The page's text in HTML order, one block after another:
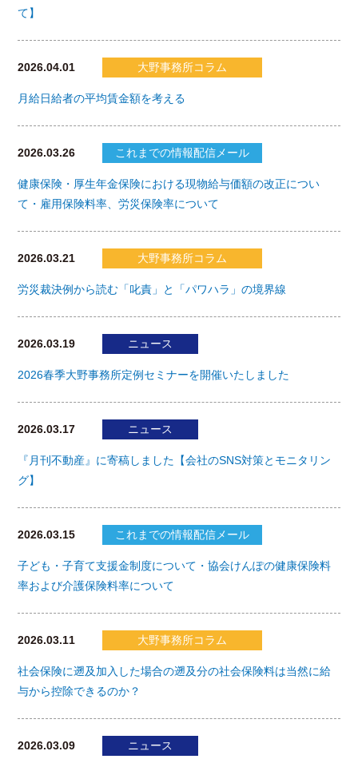
て】
2026.04.01 大野事務所コラム
月給日給者の平均賃金額を考える
2026.03.26 これまでの情報配信メール
健康保険・厚生年金保険における現物給与価額の改正につい
て・雇用保険料率、労災保険率について
2026.03.21 大野事務所コラム
労災裁決例から読む「叱責」と「パワハラ」の境界線
2026.03.19 ニュース
2026春季大野事務所定例セミナーを開催いたしました
2026.03.17 ニュース
『月刊不動産』に寄稿しました【会社のSNS対策とモニタリン
グ】
2026.03.15 これまでの情報配信メール
子ども・子育て支援金制度について・協会けんぽの健康保険料
率および介護保険料率について
2026.03.11 大野事務所コラム
社会保険に遡及加入した場合の遡及分の社会保険料は当然に給
与から控除できるのか？
2026.03.09 ニュース